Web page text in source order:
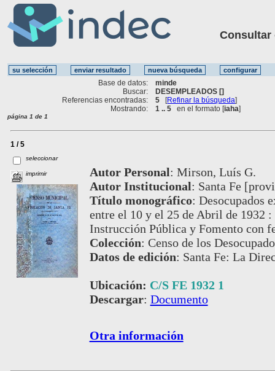
Consultar
Base de datos:
minde
Buscar:
DESEMPLEADOS []
Referencias encontradas:
5 [Refinar la búsqueda]
Mostrando:
1 .. 5 en el formato [iaha]
página 1 de 1
1 / 5
seleccionar
imprimir Autor Personal: Mirson, Luís G.
Autor Institucional: Santa Fe
Título monográfico: Desocupados
entre el 10 y el 25 de Abril de 1932
Instrucción Pública y Fomento con
Colección: Censo de los
Datos de edición: Santa Fe: La
Ubicación: C/S FE 1932 1
Descargar: Documento
Otra información